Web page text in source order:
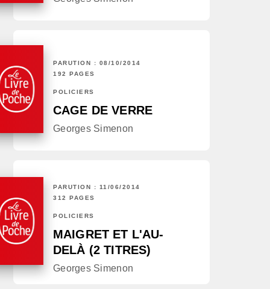
PARUTION : 08/10/2014
192 PAGES
POLICIERS
CAGE DE VERRE
Georges Simenon
PARUTION : 11/06/2014
312 PAGES
POLICIERS
MAIGRET ET L'AU-
DELÀ (2 TITRES)
Georges Simenon